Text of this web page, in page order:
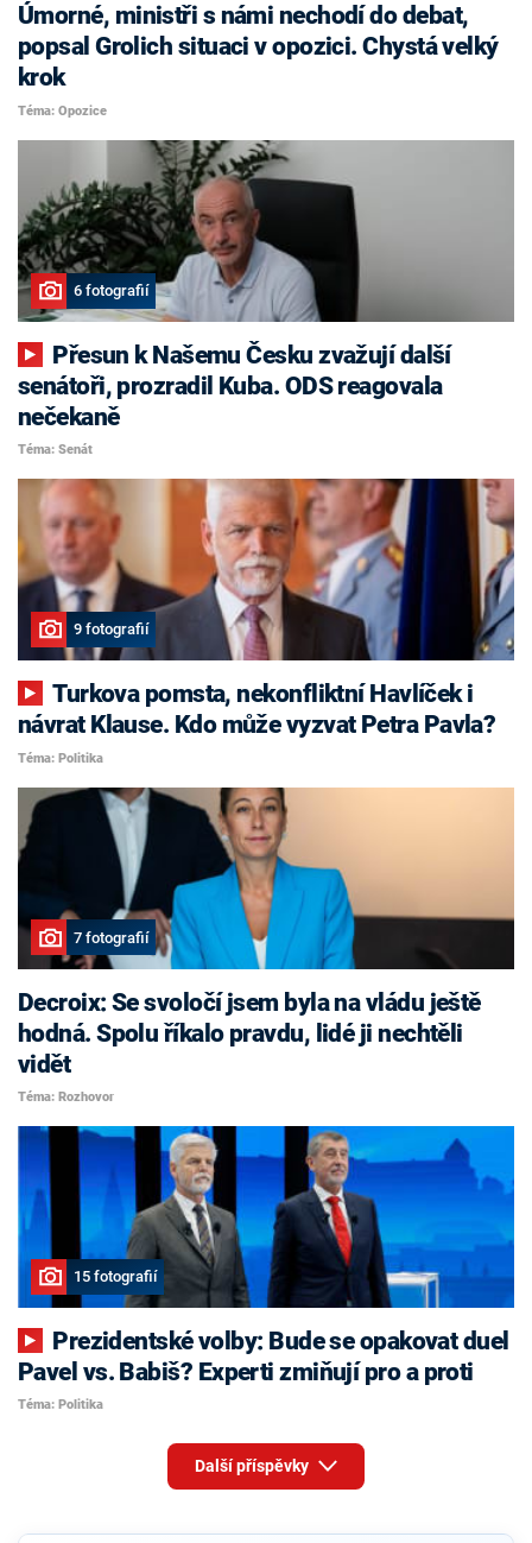
Úmorné, ministři s námi nechodí do debat,
popsal Grolich situaci v opozici. Chystá velký
krok
Téma: Opozice
6 fotografií
senátoři, prozradil Kuba. ODS reagovala
nečekaně
Téma: Senát
9 fotografií
Turkova pomsta, nekonfliktní Havlíček i
návrat Klause. Kdo může vyzvat Petra Pavla?
Téma: Politika
7 fotografií
Decroix: Se svoločí jsem byla na vládu ještě
hodná. Spolu říkalo pravdu, lidé ji nechtěli
vidět
Téma: Rozhovor
15 fotografií
Pavel vs. Babiš? Experti zmiňují pro a proti
Téma: Politika
Další příspěvky